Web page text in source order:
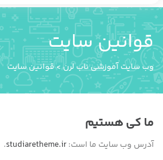
قوانین سایت
وب سایت آموزشی ناب لرن>قوانین سایت
ما کی هستیم
آدرس وب سایت ما است:studiaretheme.ir
.